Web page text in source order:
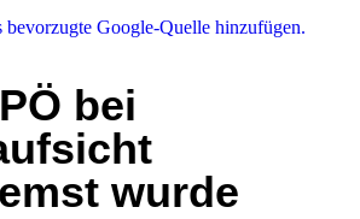
Google-Quelle hinzufügen.
bei
wurde